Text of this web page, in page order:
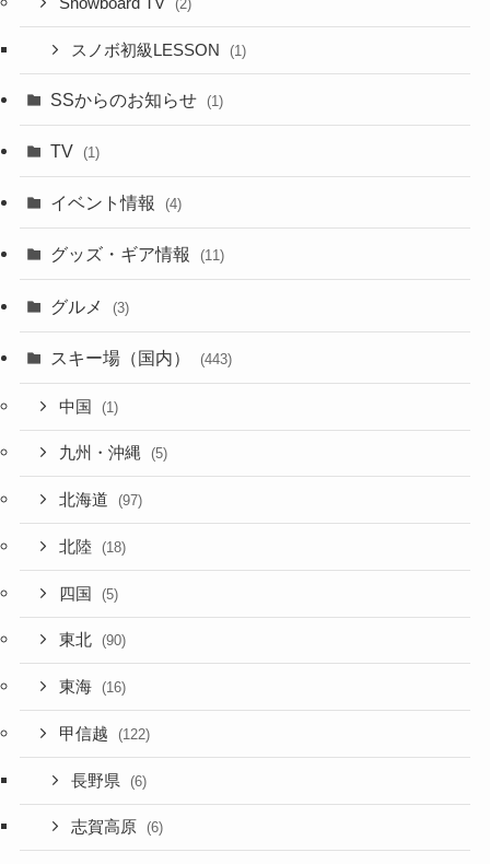
(2)
スノボ初級LESSON (1)
SSからのお知らせ (1)
TV (1)
イベント情報 (4)
グッズ・ギア情報 (11)
グルメ (3)
スキー場（国内） (443)
中国 (1)
九州・沖縄 (5)
北海道 (97)
北陸 (18)
四国 (5)
東北 (90)
東海 (16)
甲信越 (122)
長野県 (6)
志賀高原 (6)